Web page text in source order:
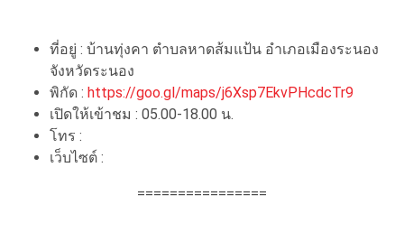
ที่อยู่ : บ้านทุ่งคา ตำบลหาดส้มแป้น อำเภอเมืองระนอง
จังหวัดระนอง
พิกัด : https://goo.gl/maps/j6Xsp7EkvPHcdcTr9
เปิดให้เข้าชม : 05.00-18.00 น.
โทร :
เว็บไซต์ :
================